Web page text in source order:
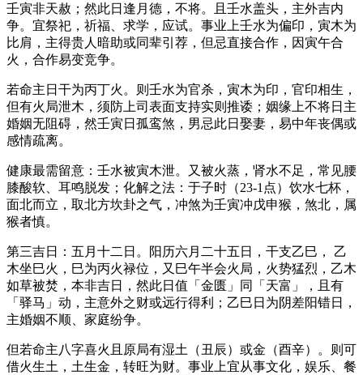
壬寅非天赦；然此日逢月德，不将。且壬水盖头，主外吉内
争。宜祭祀，祈福、求学，应试。事业上壬水为偏印，寅木为
比肩，主得贵人暗助或同辈引荐，但忌直接合作，因寅午合
火，合作易变竞争。
若命主日干为丙丁火。则壬水为官杀，寅木为印，官印相生，
但有火局泄木，须防上司表面支持实则推诿；姻缘上不将日主
婚姻无阻碍，然壬寅日孤鸾煞，男忌此日娶妻，易中年丧偶或
感情疏离。
健康最需留意：壬水被寅木泄。又被火蒸，肾水不足，常见腰
膝酸软、耳鸣脱发；化解之法：于子时（23-1点）饮水七杯，
面北而立，取北方坎卦之气，冲煞为壬寅冲戊申猴，煞北，属
猴者慎。
第三吉日：五月十二日。阳历六月二十五日，干支乙巳， 乙
木坐巳火，巳为丙火禄位，又巳午半会火局，火势猛烈，乙木
如草被焚，本非吉日，然此日值「金匮」同「天富」，且有
「驿马」动，主意外之财或远行得利；乙巳日为阴差阳错日，
主婚姻不顺、家庭纷争。
但若命主八字喜火且原局有湿土（丑辰）或金（酉辛）。则可
借火生土，土生金，转旺为财。事业上宜从事文化，娱乐、餐